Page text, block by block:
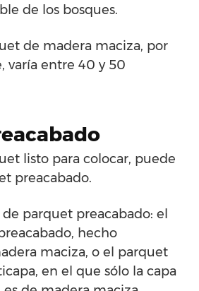
de los bosques.
de madera maciza, por
varía entre 40 y 50
listo para colocar, puede
preacabado.
parquet preacabado: el
hecho
maciza, o el parquet
en el que sólo la capa